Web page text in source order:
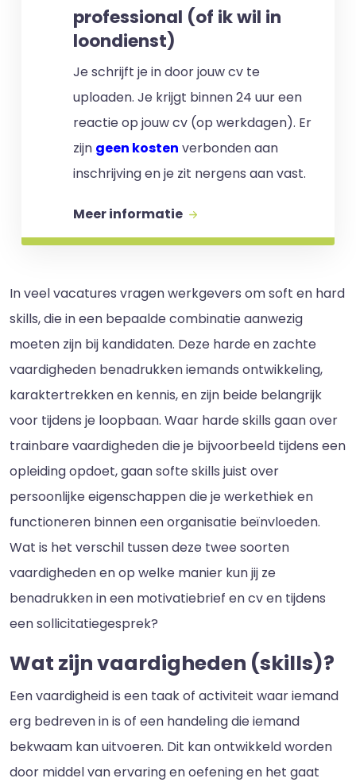
professional (of ik wil in
loondienst)
Je schrijft je in door jouw cv te
uploaden. Je krijgt binnen 24 uur een
reactie op jouw cv (op werkdagen). Er
zijn geen kosten verbonden aan
inschrijving en je zit nergens aan vast.
Meer informatie
In veel vacatures vragen werkgevers om soft en hard
skills, die in een bepaalde combinatie aanwezig
moeten zijn bij kandidaten. Deze harde en zachte
vaardigheden benadrukken iemands ontwikkeling,
karaktertrekken en kennis, en zijn beide belangrijk
voor tijdens je loopbaan. Waar harde skills gaan over
trainbare vaardigheden die je bijvoorbeeld tijdens een
opleiding opdoet, gaan softe skills juist over
persoonlijke eigenschappen die je werkethiek en
functioneren binnen een organisatie beïnvloeden.
Wat is het verschil tussen deze twee soorten
vaardigheden en op welke manier kun jij ze
benadrukken in een motivatiebrief en cv en tijdens
een sollicitatiegesprek?
Wat zijn vaardigheden (skills)?
Een vaardigheid is een taak of activiteit waar iemand
erg bedreven in is of een handeling die iemand
bekwaam kan uitvoeren. Dit kan ontwikkeld worden
door middel van ervaring en oefening en het gaat